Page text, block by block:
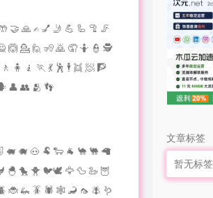
🤝 🙏 ✍ 💅 🤳 💪 🦾 🦿 🦵
🙆 💁 🙋 🧏 🙇 🤦 🤷 👮 🕵
🧍 🧎 🏃 💃 🕺 🕴 👯 🧖 🧗
👤 👥 🫂 👣
🐖 🐗 🐽 🐏 🐑 🐐 🐪 🐫 🦙
🐣 🐤 🐥 🐦🕊 🦅 🦆 🦢 🦉
🐞 🦗 🪳 🕷 🕸 🦂 🦟 🪰 🪱
文章标签
暂无标签